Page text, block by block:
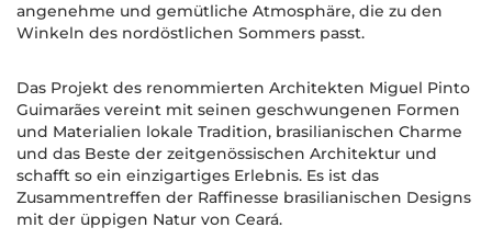
angenehme und gemütliche Atmosphäre, die zu den
Winkeln des nordöstlichen Sommers passt.
Das Projekt des renommierten Architekten Miguel Pinto
Guimarães vereint mit seinen geschwungenen Formen
und Materialien lokale Tradition, brasilianischen Charme
und das Beste der zeitgenössischen Architektur und
schafft so ein einzigartiges Erlebnis. Es ist das
Zusammentreffen der Raffinesse brasilianischen Designs
mit der üppigen Natur von Ceará.